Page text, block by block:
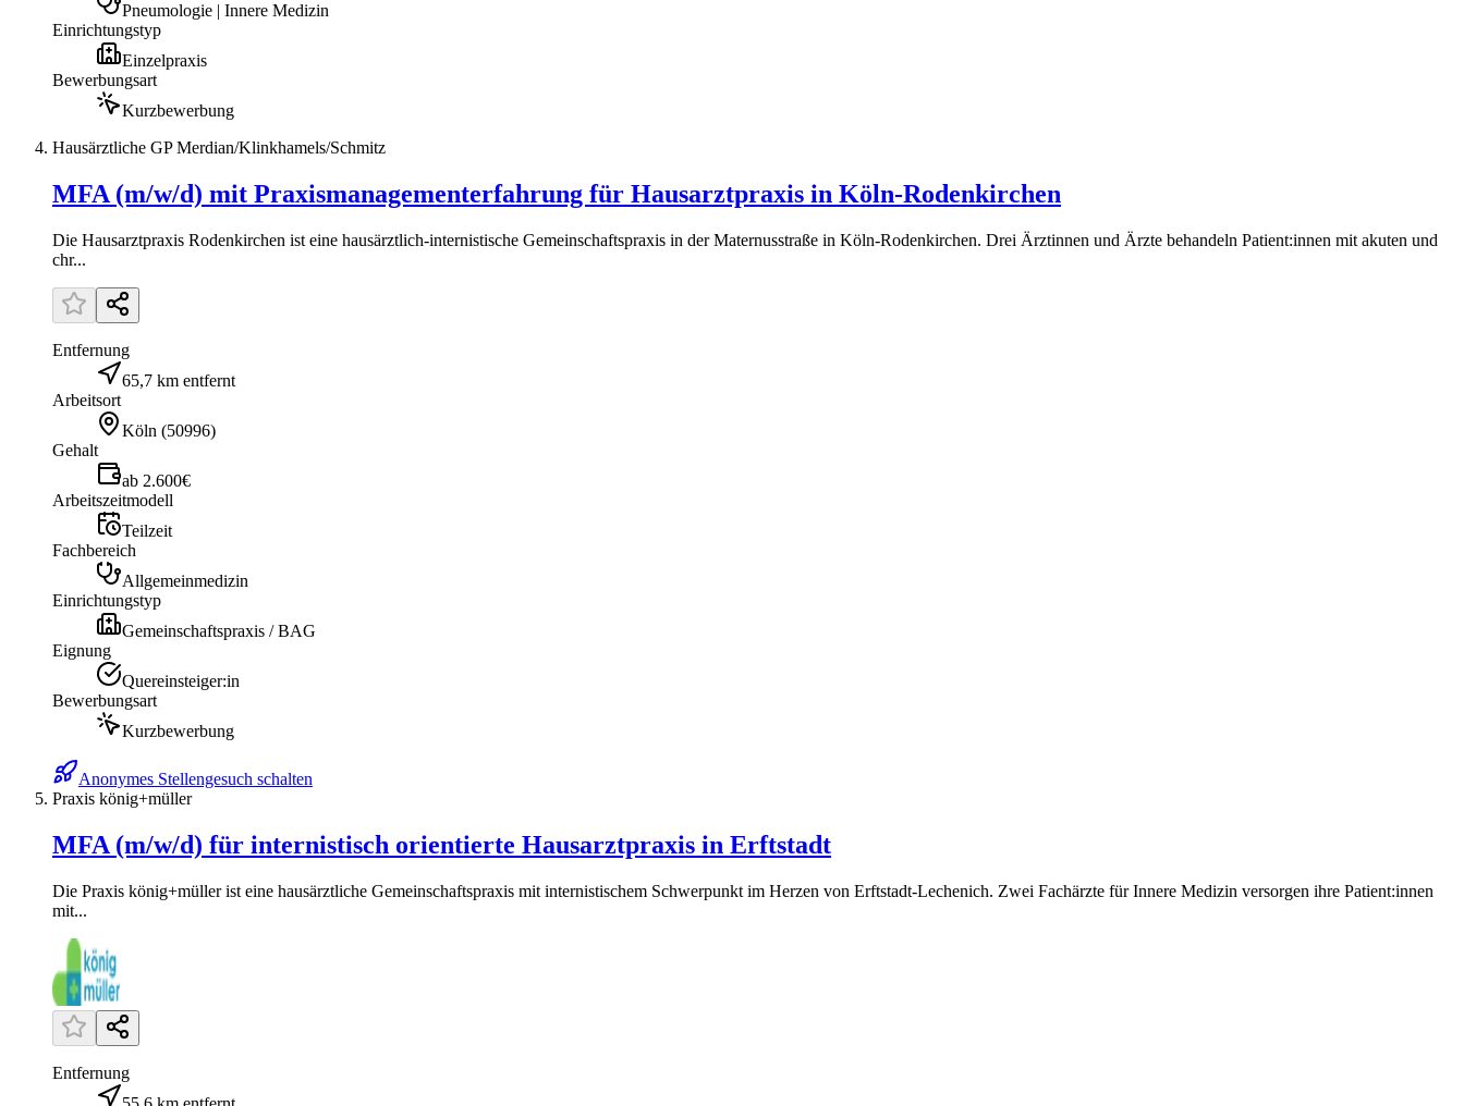
Pneumologie | Innere Medizin
Einrichtungstyp
Einzelpraxis
Bewerbungsart
Kurzbewerbung
Hausärztliche GP Merdian/Klinkhamels/Schmitz
MFA (m/w/d) mit Praxismanagementerfahrung für Hausarztpraxis in Köln-Rodenkirchen
Die Hausarztpraxis Rodenkirchen ist eine hausärztlich-internistische Gemeinschaftspraxis in der Maternusstraße in Köln-Rodenkirchen. Drei Ärztinnen und Ärzte behandeln Patient:innen mit akuten und
chr...
Entfernung
65,7 km entfernt
Arbeitsort
Köln (50996)
Gehalt
ab 2.600€
Arbeitszeitmodell
Teilzeit
Fachbereich
Allgemeinmedizin
Einrichtungstyp
Gemeinschaftspraxis / BAG
Eignung
Quereinsteiger:in
Bewerbungsart
Kurzbewerbung
Anonymes Stellengesuch schalten
Praxis könig+müller
MFA (m/w/d) für internistisch orientierte Hausarztpraxis in Erftstadt
Die Praxis könig+müller ist eine hausärztliche Gemeinschaftspraxis mit internistischem Schwerpunkt im Herzen von Erftstadt-Lechenich. Zwei Fachärzte für Innere Medizin versorgen ihre Patient:innen
mit...
Entfernung